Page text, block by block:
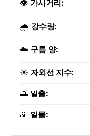
👁️ 가시거리:
🌧️ 강수량:
☁️ 구름 양:
☀️ 자외선 지수:
🌅 일출:
🌇 일몰: